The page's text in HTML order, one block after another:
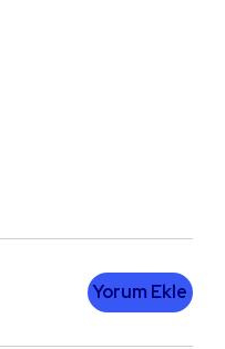
Yorum Ekle